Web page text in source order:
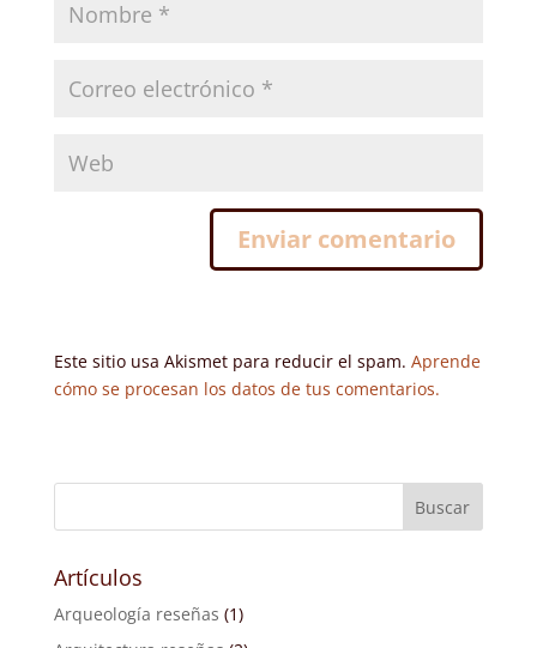
Este sitio usa Akismet para reducir el spam. Aprende
cómo se procesan los datos de tus comentarios.
Artículos
Arqueología reseñas (1)